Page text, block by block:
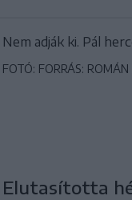
Nem adják ki. Pál
FOTÓ: FORRÁS: ROMÁN
Elutasította